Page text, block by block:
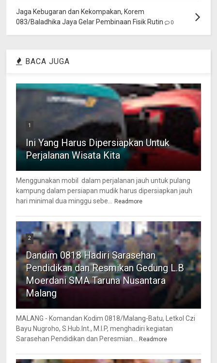
Jaga Kebugaran dan Kekompakan, Korem
083/Baladhika Jaya Gelar Pembinaan Fisik Rutin
0
BACA JUGA
1
Ini Yang Harus Dipersiapkan Untuk
Perjalanan Wisata Kita
Menggunakan mobil dalam perjalanan jauh untuk pulang
kampung dalam persiapan mudik harus dipersiapkan jauh
hari minimal dua minggu sebe... Readmore
2
Dandim 0818 Hadiri Sarasehan
Pendidikan dan Resmikan Gedung L.B
Moerdani SMA Taruna Nusantara
Malang
MALANG - Komandan Kodim 0818/Malang-Batu, Letkol Czi
Bayu Nugroho, S.Hub.Int., M.I.P, menghadiri kegiatan
Sarasehan Pendidikan dan Peresmian... Readmore